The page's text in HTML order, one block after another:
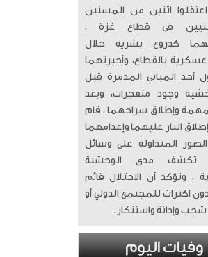
اعتقلوا اثنين من المسنين
في قطاع غزة ،
كدروع بشرية خلال
بالقطاع، وأجبرتهما
أحد المباني المدمرة قبل
وجود متفجرات، وبعد
وإطلاق سراحهما ، قام
النار عليهما وإعدامهما
الصور المتداولة على وسائل
تكشف مدى الوحشية
، وتؤكد أن الاحتلال قائم
اكتراث للمجتمع الدولي أو
شجب وإدانة واستنكار.